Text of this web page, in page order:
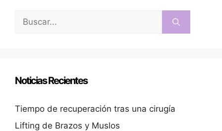
Noticias Recientes
Tiempo de recuperación tras una cirugía
Lifting de Brazos y Muslos